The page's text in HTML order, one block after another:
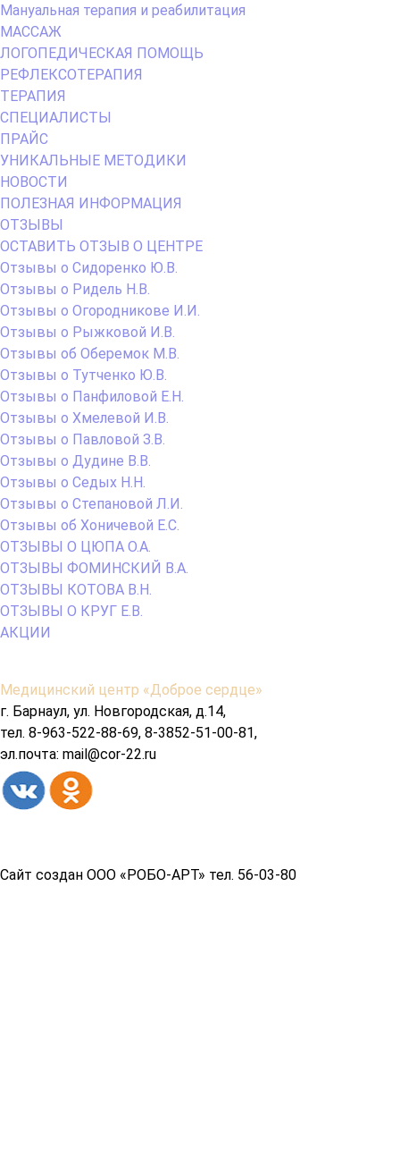
Мануальная терапия и реабилитация
МАССАЖ
ЛОГОПЕДИЧЕСКАЯ ПОМОЩЬ
РЕФЛЕКСОТЕРАПИЯ
ТЕРАПИЯ
СПЕЦИАЛИСТЫ
ПРАЙС
УНИКАЛЬНЫЕ МЕТОДИКИ
НОВОСТИ
ПОЛЕЗНАЯ ИНФОРМАЦИЯ
ОТЗЫВЫ
ОСТАВИТЬ ОТЗЫВ О ЦЕНТРЕ
Отзывы о Сидоренко Ю.В.
Отзывы о Ридель Н.В.
Отзывы о Огородникове И.И.
Отзывы о Рыжковой И.В.
Отзывы об Оберемок М.В.
Отзывы о Тутченко Ю.В.
Отзывы о Панфиловой Е.Н.
Отзывы о Хмелевой И.В.
Отзывы о Павловой З.В.
Отзывы о Дудине В.В.
Отзывы о Седых Н.Н.
Отзывы о Степановой Л.И.
Отзывы об Хоничевой Е.С.
ОТЗЫВЫ О ЦЮПА О.А.
ОТЗЫВЫ ФОМИНСКИЙ В.А.
ОТЗЫВЫ КОТОВА В.Н.
ОТЗЫВЫ О КРУГ Е.В.
АКЦИИ
Содержимое
подвала
Медицинский центр «Доброе сердце»
г. Барнаул, ул. Новгородская, д.14,
тел. 8-963-522-88-69, 8-3852-51-00-81,
эл.почта: mail@cor-22.ru
Сайт создан ООО «РОБО-АРТ» тел. 56-03-80